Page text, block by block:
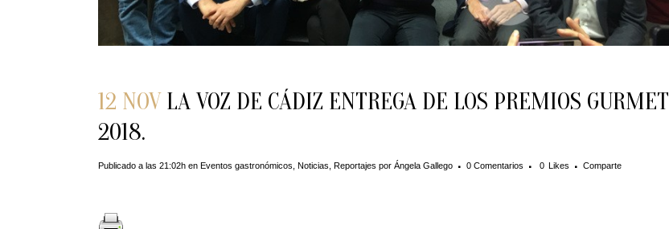
12 NOVLA VOZ DE CÁDIZ ENTREGA DE LOS PREMIOS GURMET
2018.
Publicado a las 21:02h en Eventos gastronómicos Noticias Reportajes por Ángela Gallego 0 Comentarios 0 Likes Comparte